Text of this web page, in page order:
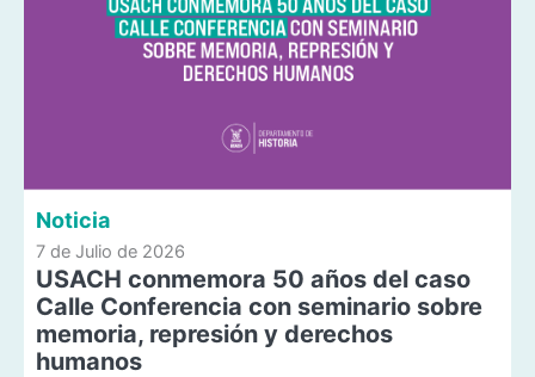
Noticia
7 de Julio de 2026
USACH conmemora 50 años del caso
Calle Conferencia con seminario sobre
memoria, represión y derechos
humanos